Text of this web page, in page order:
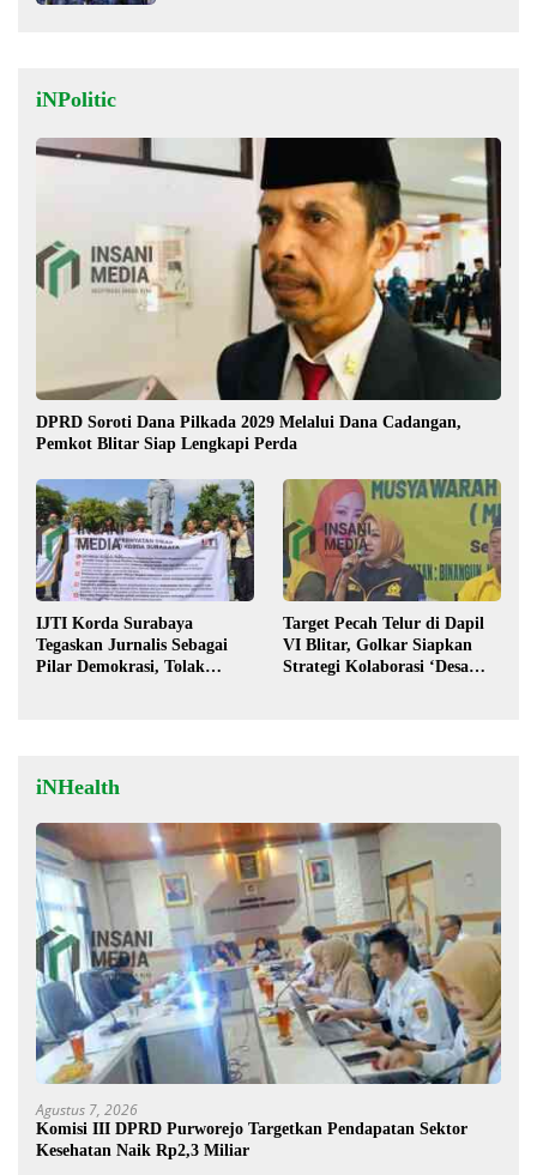
iNPolitic
DPRD Soroti Dana Pilkada 2029 Melalui Dana Cadangan,
Pemkot Blitar Siap Lengkapi Perda
IJTI Korda Surabaya
Tegaskan Jurnalis Sebagai
Pilar Demokrasi, Tolak
Target Pecah Telur di Dapil
VI Blitar, Golkar Siapkan
Strategi Kolaborasi ‘Desa
iNHealth
Agustus 7, 2026
Komisi III DPRD Purworejo Targetkan Pendapatan Sektor
Kesehatan Naik Rp2,3 Miliar